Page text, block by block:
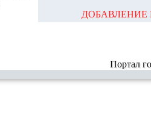
ДОБАВЛЕНИЕ
Портал